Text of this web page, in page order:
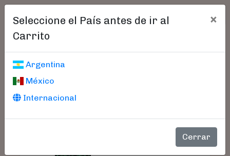
Seleccione el País antes de ir al
Carrito
×
Argentina
México
Internacional
Cerrar
Carrito De Compras
PRODUCTO PRECIO CANTIDAD